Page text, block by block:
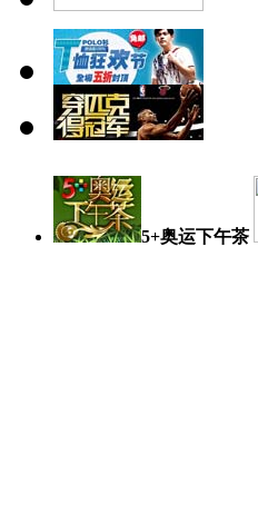
5+奥运下午茶